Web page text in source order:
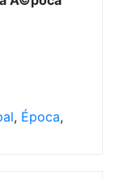
, Época,